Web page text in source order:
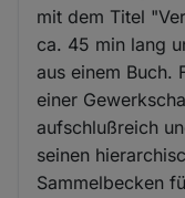
mit dem Titel
ca. 45 min lang
aus einem Buch.
einer
aufschlußreich
seinen
Sammelbecken